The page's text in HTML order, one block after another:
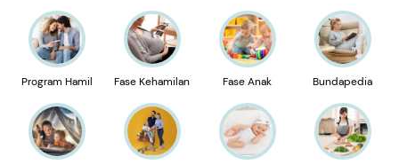
Program Hamil Fase Kehamilan Fase Anak Bundapedia